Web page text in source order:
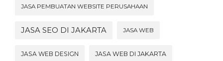
JASA PEMBUATAN WEBSITE PERUSAHAAN
JASA SEO DI JAKARTA JASA WEB
JASA WEB DESIGN JASA WEB DI JAKARTA